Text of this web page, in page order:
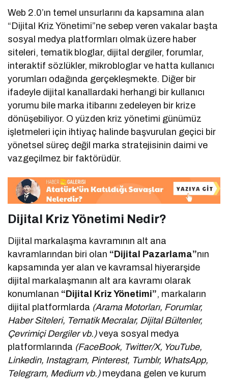
Web 2.0’ın temel unsurlarını da kapsamına alan
“Dijital Kriz Yönetimi”ne sebep veren vakalar başta
sosyal medya platformları olmak üzere haber
siteleri, tematik bloglar, dijital dergiler, forumlar,
interaktif sözlükler, mikrobloglar ve hatta kullanıcı
yorumları odağında gerçekleşmekte. Diğer bir
ifadeyle dijital kanallardaki herhangi bir kullanıcı
yorumu bile marka itibarını zedeleyen bir krize
dönüşebiliyor. O yüzden kriz yönetimi günümüz
işletmeleri için ihtiyaç halinde başvurulan geçici bir
yönetsel süreç değil marka stratejisinin daimi ve
vazgeçilmez bir faktörüdür.
Dijital Kriz Yönetimi Nedir?
Dijital markalaşma kavramının alt ana
kavramlarından biri olan “Dijital Pazarlama”nın
kapsamında yer alan ve kavramsal hiyerarşide
dijital markalaşmanın alt ara kavramı olarak
konumlanan “Dijital Kriz Yönetimi”, markaların
dijital platformlarda (Arama Motorları, Forumlar,
Haber Siteleri, Tematik Mecralar, Dijital Bültenler,
Çevrimiçi Dergiler vb.)veya sosyal medya
platformlarında (FaceBook, Twitter/X, YouTube,
Linkedin, Instagram, Pinterest, Tumblr, WhatsApp,
Telegram, Medium vb.)meydana gelen ve kurum